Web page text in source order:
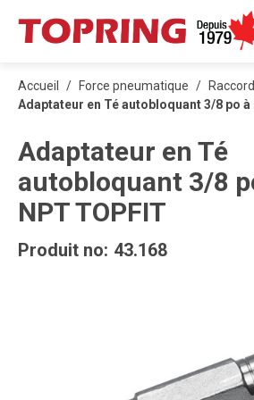
PASSER AU CONTENU PRINCIPAL
Accueil / Force pneumatique /
Adaptateur en Té autobloquant 3/8 po à
Adaptateur en Té
autobloquant 3/8
NPT TOPFIT
Produit no: 43.168